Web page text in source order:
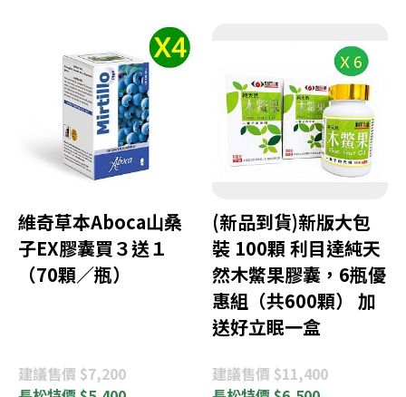
維奇草本Aboca山桑
子EX膠囊買３送１
（70顆／瓶）
建議售價 $7,200
(新品到貨)新版大包
裝 100顆 利目達純天
然木鱉果膠囊，6瓶優
惠組（共600顆） 加
送好立眠一盒
建議售價 $11,400